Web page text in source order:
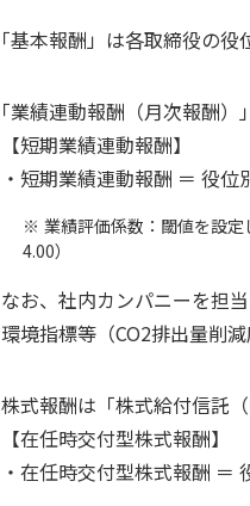
｢基本報酬」は各取締役の役
｢業績連動報酬（月次報酬）
【短期業績連動報酬】
・短期業績連動報酬 ＝ 役
業績評価係数：閾値を設
4.00）
なお、社内カンパニーを担
環境指標等（CO2排出量削
株式報酬は「株式給付信託
【在任時交付型株式報酬】
・在任時交付型株式報酬